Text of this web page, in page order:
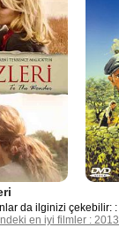
da ilginizi çekebilir: :
en iyi filmler : 2013